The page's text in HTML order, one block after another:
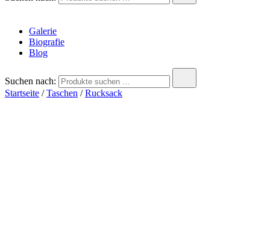
Galerie
Biografie
Blog
Suchen nach:
Startseite /Taschen /Rucksack